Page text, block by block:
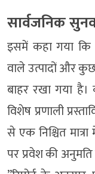
सार्वजनिक
इसमें कहा गया कि
वाले उत्पादों और
बाहर रखा गया
विशेष प्रणाली
से एक निश्चित
पर प्रवेश की